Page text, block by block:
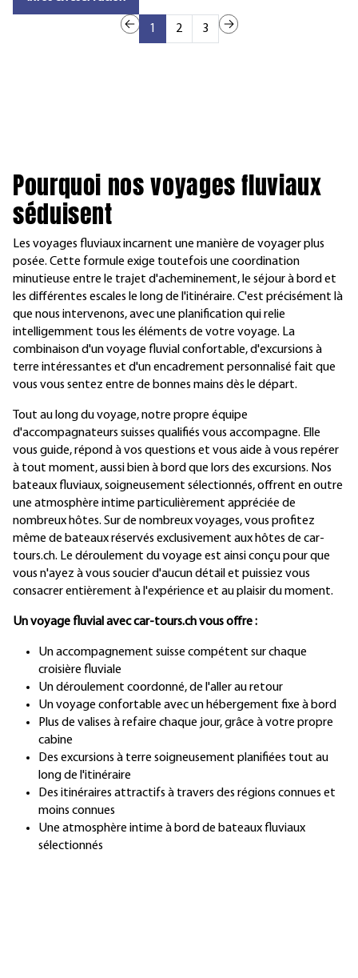
1 2 3
Pourquoi nos voyages fluviaux
séduisent
Les voyages fluviaux incarnent une manière de voyager plus
posée. Cette formule exige toutefois une coordination
minutieuse entre le trajet d'acheminement, le séjour à bord et
les différentes escales le long de l'itinéraire. C'est précisément là
que nous intervenons, avec une planification qui relie
intelligemment tous les éléments de votre voyage. La
combinaison d'un voyage fluvial confortable, d'excursions à
terre intéressantes et d'un encadrement personnalisé fait que
vous vous sentez entre de bonnes mains dès le départ.
Tout au long du voyage, notre propre équipe
d'accompagnateurs suisses qualifiés vous accompagne. Elle
vous guide, répond à vos questions et vous aide à vous repérer
à tout moment, aussi bien à bord que lors des excursions. Nos
bateaux fluviaux, soigneusement sélectionnés, offrent en outre
une atmosphère intime particulièrement appréciée de
nombreux hôtes. Sur de nombreux voyages, vous profitez
même de bateaux réservés exclusivement aux hôtes de car-
tours.ch. Le déroulement du voyage est ainsi conçu pour que
vous n'ayez à vous soucier d'aucun détail et puissiez vous
consacrer entièrement à l'expérience et au plaisir du moment.
Un voyage fluvial avec car-tours.ch vous offre :
Un accompagnement suisse compétent sur chaque
croisière fluviale
Un déroulement coordonné, de l'aller au retour
Un voyage confortable avec un hébergement fixe à bord
Plus de valises à refaire chaque jour, grâce à votre propre
cabine
Des excursions à terre soigneusement planifiées tout au
long de l'itinéraire
Des itinéraires attractifs à travers des régions connues et
moins connues
Une atmosphère intime à bord de bateaux fluviaux
sélectionnés